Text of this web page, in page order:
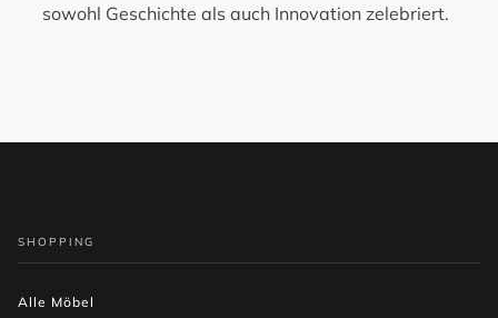
sowohl Geschichte als auch Innovation zelebriert.
SHOPPING
Alle Möbel